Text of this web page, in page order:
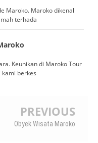
Maroko. Maroko dikenal
terhada
Keunikan di Maroko Tour
kami berkes
PREVIOUS
Obyek Wisata Maroko